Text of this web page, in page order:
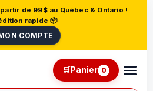
partir de 99$ au Québec & Ontario !
rapide 📦
COMPTE
🛒Panier 0